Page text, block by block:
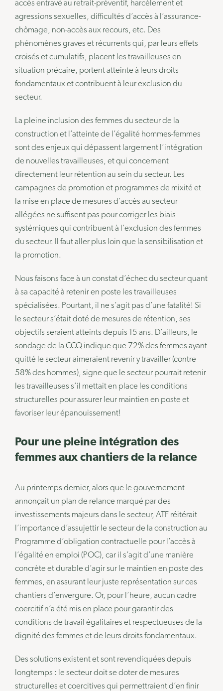
accès entravé au retrait-préventif, harcèlement et
agressions sexuelles, difficultés d’accès à l’assurance-
chômage, non-accès aux recours, etc. Des
phénomènes graves et récurrents qui, par leurs effets
croisés et cumulatifs, placent les travailleuses en
situation précaire, portent atteinte à leurs droits
fondamentaux et contribuent à leur exclusion du
secteur.
La pleine inclusion des femmes du secteur de la
construction et l’atteinte de l’égalité hommes-femmes
sont des enjeux qui dépassent largement l’intégration
de nouvelles travailleuses, et qui concernent
directement leur rétention au sein du secteur. Les
campagnes de promotion et programmes de mixité et
la mise en place de mesures d’accès au secteur
allégées ne suffisent pas pour corriger les biais
systémiques qui contribuent à l’exclusion des femmes
du secteur. Il faut aller plus loin que la sensibilisation et
la promotion.
Nous faisons face à un constat d’échec du secteur quant
à sa capacité à retenir en poste les travailleuses
spécialisées. Pourtant, il ne s’agit pas d’une fatalité! Si
le secteur s’était doté de mesures de rétention, ses
objectifs seraient atteints depuis 15 ans. D’ailleurs, le
sondage de la CCQ indique que 72% des femmes ayant
quitté le secteur aimeraient revenir y travailler (contre
58% des hommes), signe que le secteur pourrait retenir
les travailleuses s’il mettait en place les conditions
structurelles pour assurer leur maintien en poste et
favoriser leur épanouissement!
Pour une pleine intégration des
femmes aux chantiers de la relance
Au printemps dernier, alors que le gouvernement
annonçait un plan de relance marqué par des
investissements majeurs dans le secteur, ATF réitérait
l’importance d’assujettir le secteur de la construction au
Programme d’obligation contractuelle pour l’accès à
l’égalité en emploi (POC), car il s’agit d’une manière
concrète et durable d’agir sur le maintien en poste des
femmes, en assurant leur juste représentation sur ces
chantiers d’envergure. Or, pour l’heure, aucun cadre
coercitif n’a été mis en place pour garantir des
conditions de travail égalitaires et respectueuses de la
dignité des femmes et de leurs droits fondamentaux.
Des solutions existent et sont revendiquées depuis
longtemps : le secteur doit se doter de mesures
structurelles et coercitives qui permettraient d’en finir